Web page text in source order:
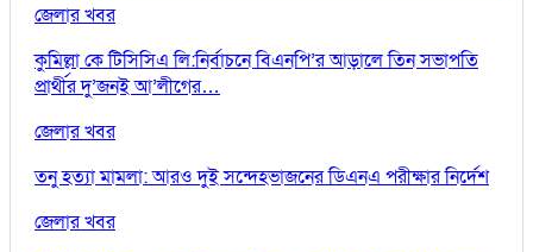
জেলার খবর
কুমিল্লা কে টিসিসিএ লি:নির্বাচনে বিএনপি’র আড়ালে তিন সভাপতি
প্রার্থীর দু’জনই আ’লীগের…
জেলার খবর
তনু হত্যা মামলা: আরও দুই সন্দেহভাজনের ডিএনএ পরীক্ষার নির্দেশ
জেলার খবর